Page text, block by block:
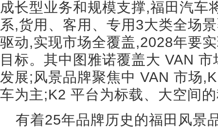
成长型业务和规模支撑,福田汽车
系,货用、客用、专用3大类全场
驱动,实现市场全覆盖,2028年要
目标。其中图雅诺覆盖大 VAN
发展;风景品牌聚焦中 VAN 市场
车为主;K2 平台为标载、大空间
有着25年品牌历史的福田风景